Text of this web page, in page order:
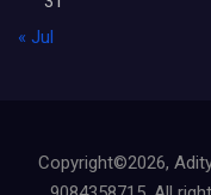
« Jul
Copyright©2026,